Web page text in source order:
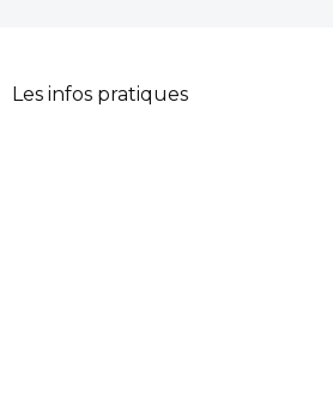
Les infos pratiques